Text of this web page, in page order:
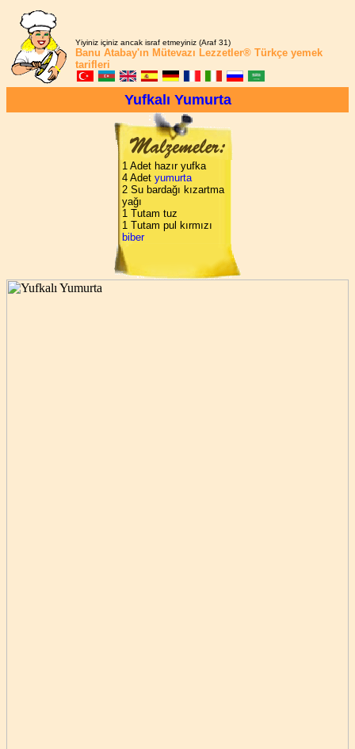
Yiyiniz içiniz ancak israf etmeyiniz (Araf 31)
Banu Atabay'ın Mütevazı Lezzetler® Türkçe yemek
tarifleri
Yufkalı Yumurta
1 Adet hazır yufka
4 Adet yumurta
2 Su bardağı kızartma
yağı
1 Tutam tuz
1 Tutam pul kırmızı
biber